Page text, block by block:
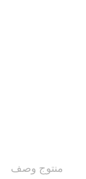
منتوج وصف